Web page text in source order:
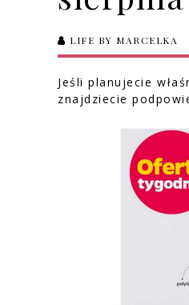
LIFE BY MARCELKA
Jeśli planujecie
znajdziecie